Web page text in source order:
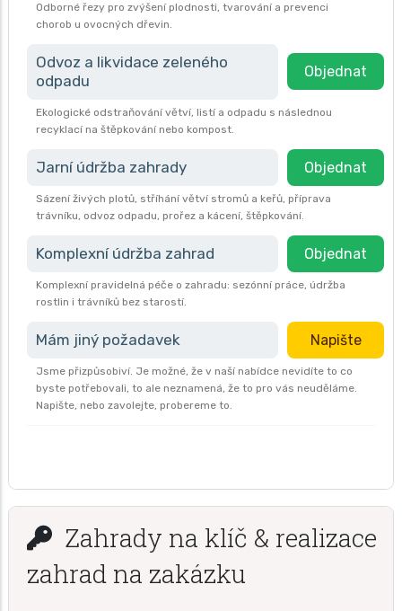
Odborné řezy pro zvýšení plodnosti, tvarování a prevenci
chorob u ovocných dřevin.
Odvoz a likvidace zeleného
odpadu
Objednat
Ekologické odstraňování větví, listí a odpadu s následnou
recyklací na štěpkování nebo kompost.
Jarní údržba zahrady Objednat
Sázení živých plotů, stříhání větví stromů a keřů, příprava
trávníku, odvoz odpadu, prořez a kácení, štěpkování.
Komplexní údržba zahrad Objednat
Komplexní pravidelná péče o zahradu: sezónní práce, údržba
rostlin i trávníků bez starostí.
Mám jiný požadavek Napište
Jsme přizpůsobiví. Je možné, že v naší nabídce nevidíte to co
byste potřebovali, to ale neznamená, že to pro vás neuděláme.
Napište, nebo zavolejte, probereme to.
Zahrady na klíč & realizace
zahrad na zakázku